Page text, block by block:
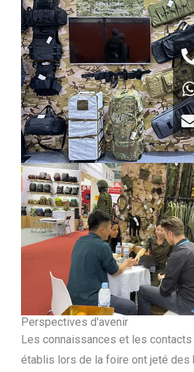
Perspectives d'avenir
Les connaissances et les contacts
établis lors de la foire ont jeté